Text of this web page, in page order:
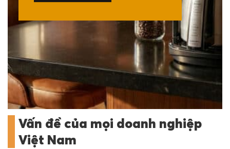
Vấn đề của mọi doanh nghiệp
Việt Nam